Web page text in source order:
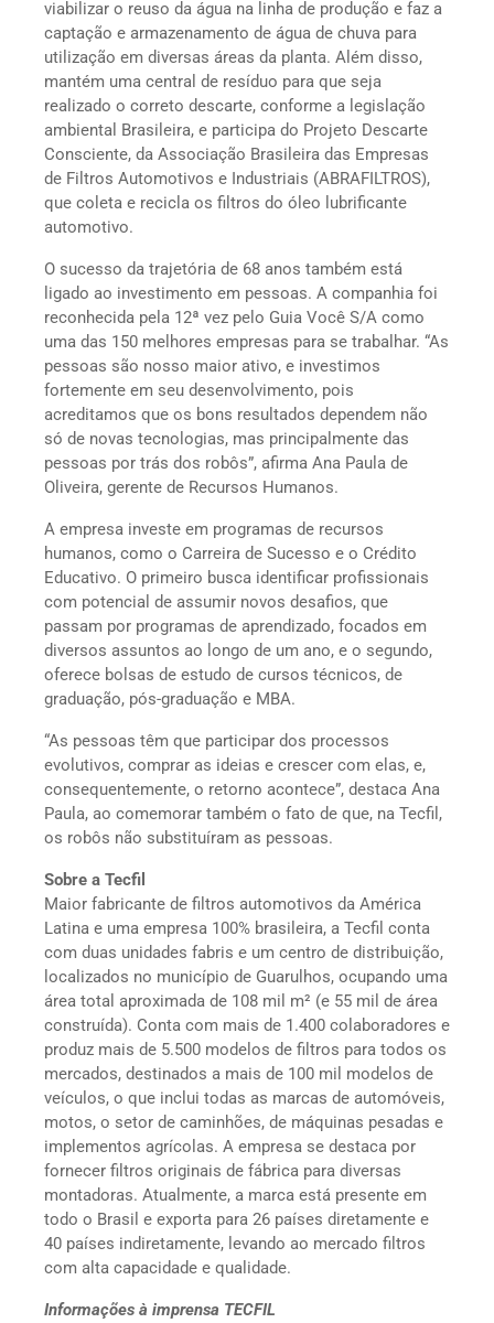
viabilizar o reuso da água na linha de produção e faz a
captação e armazenamento de água de chuva para
utilização em diversas áreas da planta. Além disso,
mantém uma central de resíduo para que seja
realizado o correto descarte, conforme a legislação
ambiental Brasileira, e participa do Projeto Descarte
Consciente, da Associação Brasileira das Empresas
de Filtros Automotivos e Industriais (ABRAFILTROS),
que coleta e recicla os filtros do óleo lubrificante
automotivo.
O sucesso da trajetória de 68 anos também está
ligado ao investimento em pessoas. A companhia foi
reconhecida pela 12ª vez pelo Guia Você S/A como
uma das 150 melhores empresas para se trabalhar. “As
pessoas são nosso maior ativo, e investimos
fortemente em seu desenvolvimento, pois
acreditamos que os bons resultados dependem não
só de novas tecnologias, mas principalmente das
pessoas por trás dos robôs”, afirma Ana Paula de
Oliveira, gerente de Recursos Humanos.
A empresa investe em programas de recursos
humanos, como o Carreira de Sucesso e o Crédito
Educativo. O primeiro busca identificar profissionais
com potencial de assumir novos desafios, que
passam por programas de aprendizado, focados em
diversos assuntos ao longo de um ano, e o segundo,
oferece bolsas de estudo de cursos técnicos, de
graduação, pós-graduação e MBA.
“As pessoas têm que participar dos processos
evolutivos, comprar as ideias e crescer com elas, e,
consequentemente, o retorno acontece”, destaca Ana
Paula, ao comemorar também o fato de que, na Tecfil,
os robôs não substituíram as pessoas.
Sobre a Tecfil
Maior fabricante de filtros automotivos da América
Latina e uma empresa 100% brasileira, a Tecfil conta
com duas unidades fabris e um centro de distribuição,
localizados no município de Guarulhos, ocupando uma
área total aproximada de 108 mil m² (e 55 mil de área
construída). Conta com mais de 1.400 colaboradores e
produz mais de 5.500 modelos de filtros para todos os
mercados, destinados a mais de 100 mil modelos de
veículos, o que inclui todas as marcas de automóveis,
motos, o setor de caminhões, de máquinas pesadas e
implementos agrícolas. A empresa se destaca por
fornecer filtros originais de fábrica para diversas
montadoras. Atualmente, a marca está presente em
todo o Brasil e exporta para 26 países diretamente e
40 países indiretamente, levando ao mercado filtros
com alta capacidade e qualidade.
Informações à imprensa TECFIL